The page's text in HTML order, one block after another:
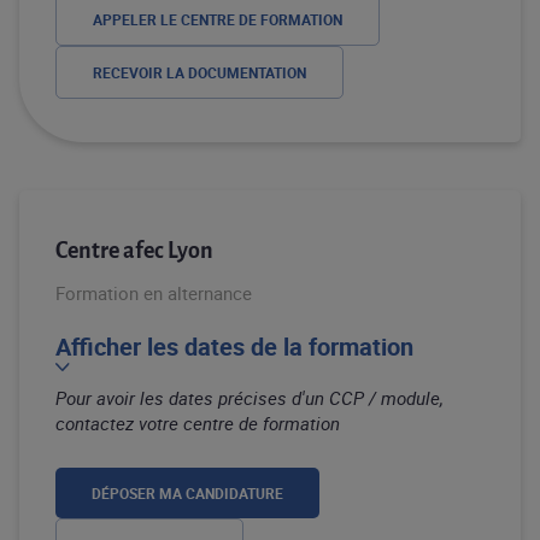
APPELER LE CENTRE DE FORMATION
RECEVOIR LA DOCUMENTATION
Centre afec Lyon
Formation en alternance
Afficher les dates de la formation
Pour avoir les dates précises d'un CCP / module,
contactez votre centre de formation
DÉPOSER MA CANDIDATURE